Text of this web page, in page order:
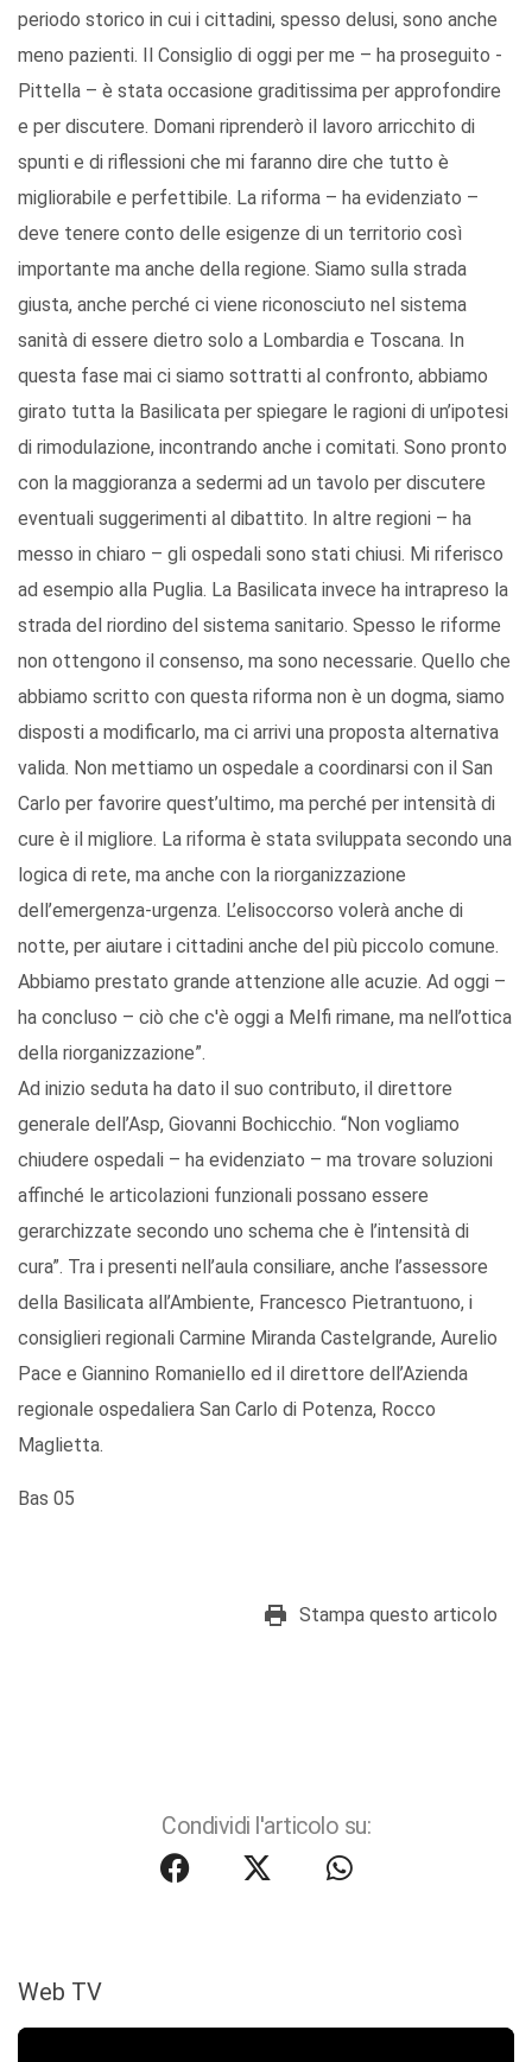
periodo storico in cui i cittadini, spesso delusi, sono anche
meno pazienti. Il Consiglio di oggi per me – ha proseguito -
Pittella – è stata occasione graditissima per approfondire
e per discutere. Domani riprenderò il lavoro arricchito di
spunti e di riflessioni che mi faranno dire che tutto è
migliorabile e perfettibile. La riforma – ha evidenziato –
deve tenere conto delle esigenze di un territorio così
importante ma anche della regione. Siamo sulla strada
giusta, anche perché ci viene riconosciuto nel sistema
sanità di essere dietro solo a Lombardia e Toscana. In
questa fase mai ci siamo sottratti al confronto, abbiamo
girato tutta la Basilicata per spiegare le ragioni di un’ipotesi
di rimodulazione, incontrando anche i comitati. Sono pronto
con la maggioranza a sedermi ad un tavolo per discutere
eventuali suggerimenti al dibattito. In altre regioni – ha
messo in chiaro – gli ospedali sono stati chiusi. Mi riferisco
ad esempio alla Puglia. La Basilicata invece ha intrapreso la
strada del riordino del sistema sanitario. Spesso le riforme
non ottengono il consenso, ma sono necessarie. Quello che
abbiamo scritto con questa riforma non è un dogma, siamo
disposti a modificarlo, ma ci arrivi una proposta alternativa
valida. Non mettiamo un ospedale a coordinarsi con il San
Carlo per favorire quest’ultimo, ma perché per intensità di
cure è il migliore. La riforma è stata sviluppata secondo una
logica di rete, ma anche con la riorganizzazione
dell’emergenza-urgenza. L’elisoccorso volerà anche di
notte, per aiutare i cittadini anche del più piccolo comune.
Abbiamo prestato grande attenzione alle acuzie. Ad oggi –
ha concluso – ciò che c'è oggi a Melfi rimane, ma nell’ottica
della riorganizzazione”.
Ad inizio seduta ha dato il suo contributo, il direttore
generale dell’Asp, Giovanni Bochicchio. “Non vogliamo
chiudere ospedali – ha evidenziato – ma trovare soluzioni
affinché le articolazioni funzionali possano essere
gerarchizzate secondo uno schema che è l’intensità di
cura”. Tra i presenti nell’aula consiliare, anche l’assessore
della Basilicata all’Ambiente, Francesco Pietrantuono, i
consiglieri regionali Carmine Miranda Castelgrande, Aurelio
Pace e Giannino Romaniello ed il direttore dell’Azienda
regionale ospedaliera San Carlo di Potenza, Rocco
Maglietta.
Bas 05
Stampa questo articolo
Condividi l'articolo su:
Web TV